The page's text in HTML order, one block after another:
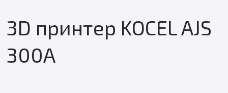
3D принтер KOCEL AJS
300A